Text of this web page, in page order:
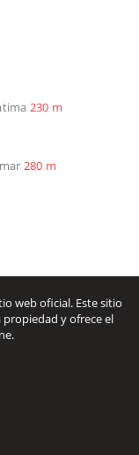
230 m
280 m
web oficial. Este sitio
y ofrece el